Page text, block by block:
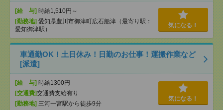
[給 与] 時給1,510円～
[勤務地] 愛知県豊川市御津町広石船津（最寄り駅：
愛知御津駅）
気になる！
車通勤OK！土日休み！日勤のお仕事！運搬作業など
[派遣]
[給 与] 時給1300円
[交通費]交通費支給有り
[勤務地] 三河一宮駅から徒歩9分
気になる！